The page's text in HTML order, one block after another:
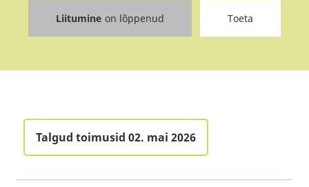
Liitumine on lõppenud Toeta
Talgud toimusid 02. mai 2026